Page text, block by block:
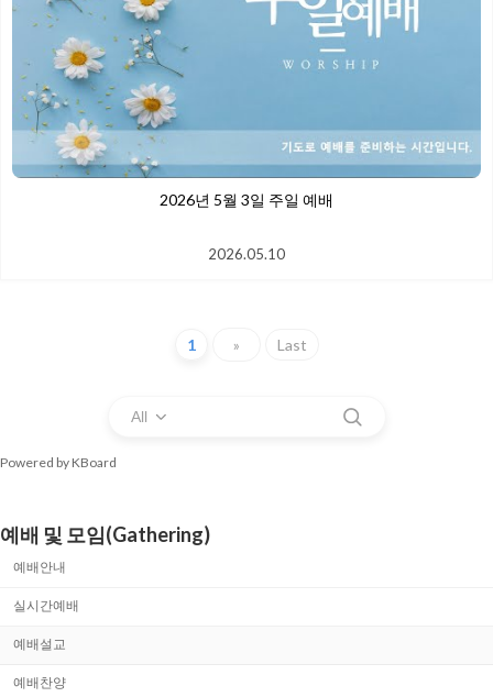
2026년 5월 3일 주일 예배
2026.05.10
1 » Last
All
Powered by KBoard
예배 및 모임(Gathering)
예배안내
실시간예배
예배설교
예배찬양